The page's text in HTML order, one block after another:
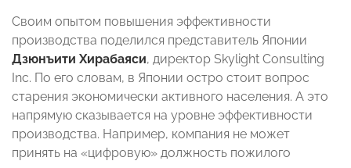
Своим опытом повышения эффективности
производства поделился представитель Японии
Дзюнъити Хирабаяси, директор Skylight Consulting
Inc. По его словам, в Японии остро стоит вопрос
старения экономически активного населения. А это
напрямую сказывается на уровне эффективности
производства. Например, компания не может
принять на «цифровую» должность пожилого